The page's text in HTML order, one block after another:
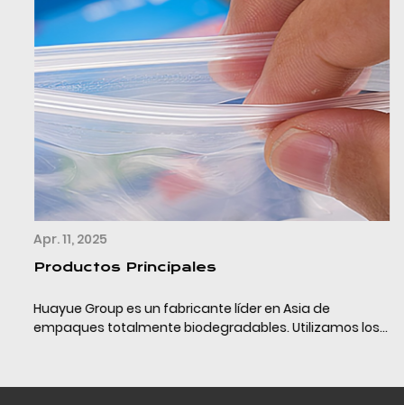
Apr. 11, 2025
Productos Principales
Huayue Group es un fabricante líder en Asia de
empaques totalmente biodegradables. Utilizamos los
la tecn...